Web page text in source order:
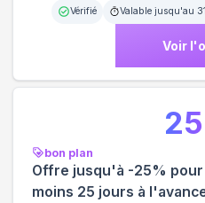
Vérifié Valable jusqu'au
Voir
bon plan
Offre jusqu'à -25%
moins 25 jours à
25